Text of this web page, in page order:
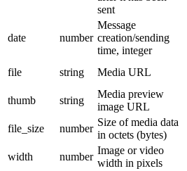
sent
date number
Message
creation/sending
time, integer
file string Media URL
thumb
string
Media preview
image URL
file_size
number
Size of media data
in octets (bytes)
width
number
Image or video
width in pixels